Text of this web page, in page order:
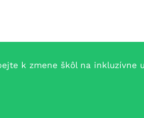
k zmene škôl na inkluzívne